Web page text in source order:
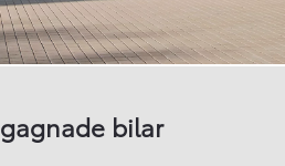
bilar